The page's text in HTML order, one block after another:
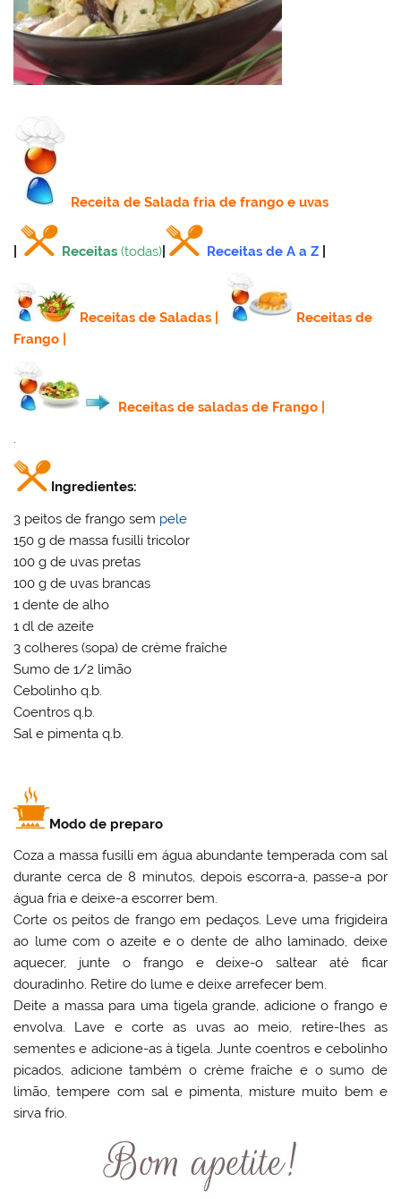
Receitade Salada fria de frango e uvas
Receitas (todas) Receitas de A a Z
Receitas de Saladas
Receitas de
Frango
Receitas de saladas de Frango
.
Ingredientes:
3 peitos de frango sem pele
150 g de massa fusilli tricolor
100 g de uvas pretas
100 g de uvas brancas
1 dente de alho
1 dl de azeite
3 colheres (sopa) de crème fraîche
Sumo de 1/2 limão
Cebolinho q.b.
Coentros q.b.
Sal e pimenta q.b.
Modo de preparo
Coza a massa fusilli em água abundante temperada com sal
durante cerca de 8 minutos, depois escorra-a, passe-a por
água fria e deixe-a escorrer bem.
Corte os peitos de frango em pedaços. Leve uma frigideira
ao lume com o azeite e o dente de alho laminado, deixe
aquecer, junte o frango e deixe-o saltear até ficar
douradinho. Retire do lume e deixe arrefecer bem.
Deite a massa para uma tigela grande, adicione o frango e
envolva. Lave e corte as uvas ao meio, retire-lhes as
sementes e adicione-as à tigela. Junte coentros e cebolinho
picados, adicione também o crème fraîche e o sumo de
limão, tempere com sal e pimenta, misture muito bem e
sirva frio.